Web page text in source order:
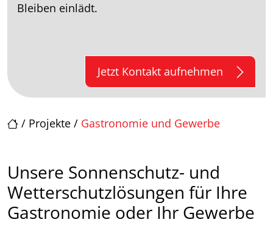
/ Projekte / Gastronomie und Gewerbe
Bleiben einlädt.
Jetzt Kontakt aufnehmen
Unsere Sonnenschutz- und
Wetterschutzlösungen für Ihre
Gastronomie oder Ihr Gewerbe